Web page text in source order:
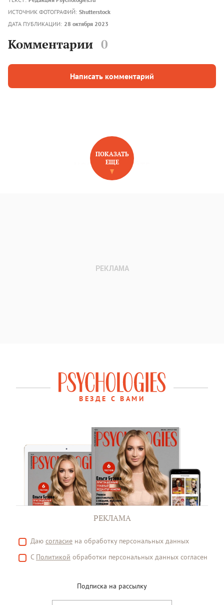
ИСТОЧНИК ФОТОГРАФИЙ: Shutterstock
ДАТА ПУБЛИКАЦИИ: 28 октября 2023
Комментарии 0
Написать комментарий
НОВОЕ НА САЙТЕ
ПОКАЗАТЬ
ЕЩЕ
ВЕЗДЕ С ВАМИ
РЕКЛАМА
Даю согласие на обработку персональных данных
С Политикой обработки персональных данных согласен
Подписка на рассылку